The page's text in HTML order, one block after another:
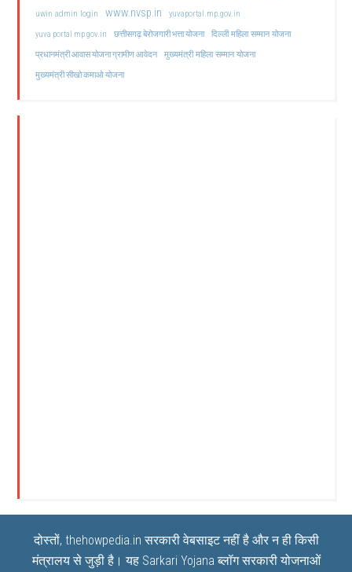
uwin admin login www.nvsp.in
yuvaportal.mp.gov.in
yuva portal mp gov.in
छत्तीसगढ़ बेरोजगारी भत्ता योजना दिल्ली महिला सम्मान योजना
प्रधानमंत्री आवास योजना ग्रामीण आवेदन मुख्यमंत्री महिला सम्मान योजना
मुख्यमंत्री सीखो कमाओ योजना
दोस्तों, thehowpedia.in सरकारी वेबसाइट नहीं है और न ही किसी
मंत्रालय से जुड़ी है। यह Sarkari Yojana ब्लॉग सरकारी योजनाओं